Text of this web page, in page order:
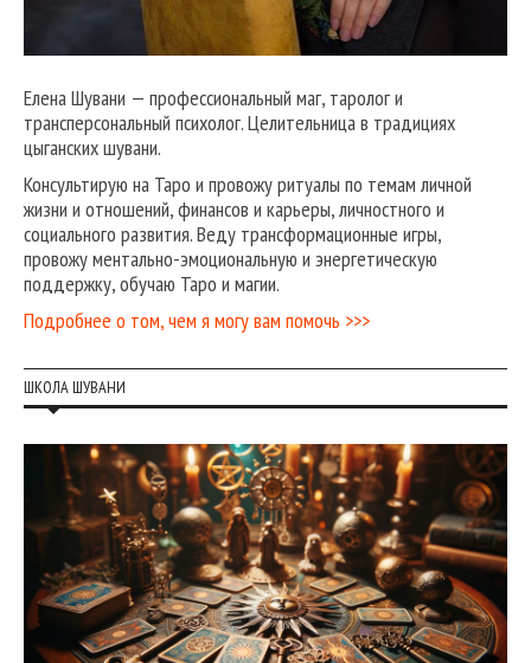
Елена Шувани — профессиональный маг, таролог и
трансперсональный психолог. Целительница в традициях
цыганских шувани.
Консультирую на Таро и провожу ритуалы по темам личной
жизни и отношений, финансов и карьеры, личностного и
социального развития. Веду трансформационные игры,
провожу ментально-эмоциональную и энергетическую
поддержку, обучаю Таро и магии.
Подробнее о том, чем я могу вам помочь >>>
ШКОЛА ШУВАНИ